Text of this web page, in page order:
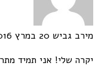
מירב גביש 20 במרץ 2016 - 6:39
יקרה שלי! אני תמיד